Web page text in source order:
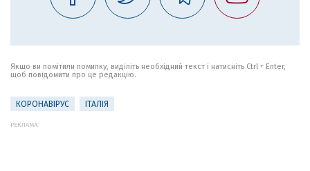
Якщо ви помітили помилку, виділіть необхідний текст і натисніть Ctrl + Enter,
щоб повідомити про це редакцію.
КОРОНАВІРУС ІТАЛІЯ
РЕКЛАМА: